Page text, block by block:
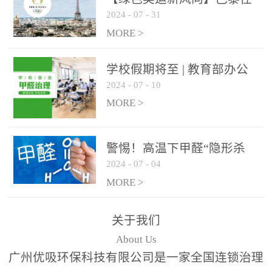
宿风波：优吸环保共建健康
绿色家居
2024 - 07 - 31
MORE >
学校假期将至 | 教育部办公
厅关于加强学校新建校舍室
内空气质量管理通知
2024 - 07 - 10
MORE >
警惕！高温下甲醛“隐形杀
手”来袭，你的家安全吗？
2024 - 07 - 04
MORE >
关于我们
About Us
广州优吸环保科技有限公司是一家全国连锁治理